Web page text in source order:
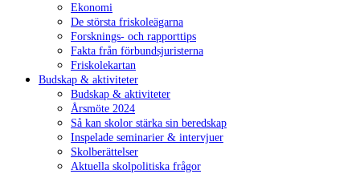
Ekonomi
De största friskoleägarna
Forsknings- och rapporttips
Fakta från förbundsjuristerna
Friskolekartan
Budskap & aktiviteter
Budskap & aktiviteter
Årsmöte 2024
Så kan skolor stärka sin beredskap
Inspelade seminarier & intervjuer
Skolberättelser
Aktuella skolpolitiska frågor